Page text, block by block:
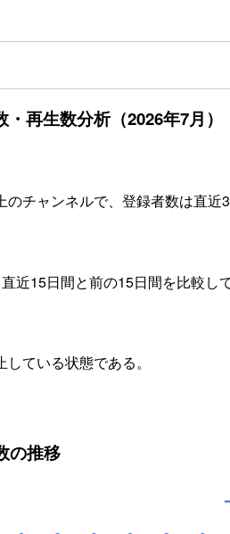
再生数分析（2026年7月）
チャンネルで、登録者数は直近
近15日間と前の15日間を比較し
ている状態である。
の推移